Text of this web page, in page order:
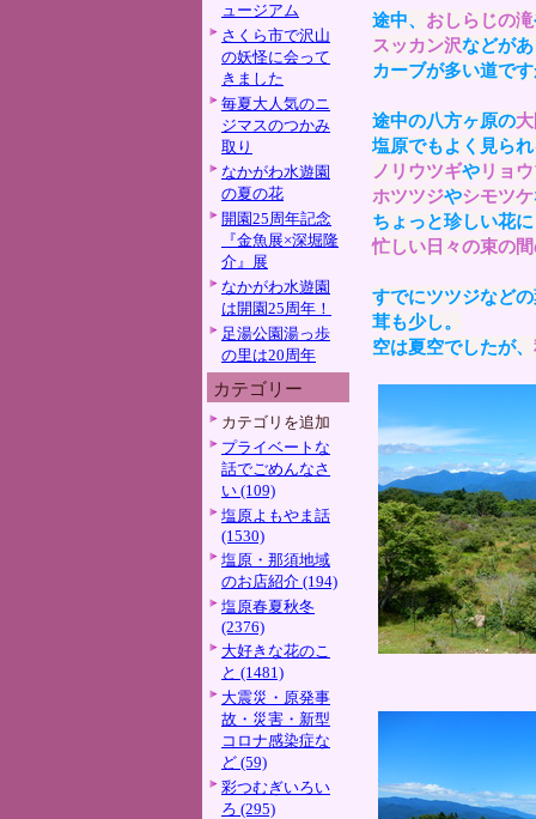
ュージアム
さくら市で沢山
の妖怪に会って
きました
毎夏大人気のニ
ジマスのつかみ
取り
なかがわ水遊園
の夏の花
開園25周年記念
『金魚展×深堀隆
介』展
なかがわ水遊園
は開園25周年！
足湯公園湯っ歩
の里は20周年
カテゴリー
カテゴリを追加
プライベートな
話でごめんなさ
い (109)
塩原よもやま話
(1530)
塩原・那須地域
のお店紹介 (194)
塩原春夏秋冬
(2376)
大好きな花のこ
と (1481)
大震災・原発事
故・災害・新型
コロナ感染症な
ど (59)
彩つむぎいろい
ろ (295)
途中、 おしらじの滝
スッカン沢などが
カーブが多い道で
途中の八方ヶ原の
塩原でもよく見ら
ノリウツギやリョ
ホツツジやシモツケ
ちょっと珍しい花
忙しい日々の束の
すでにツツジなど
茸も少し。
空は夏空でしたが、